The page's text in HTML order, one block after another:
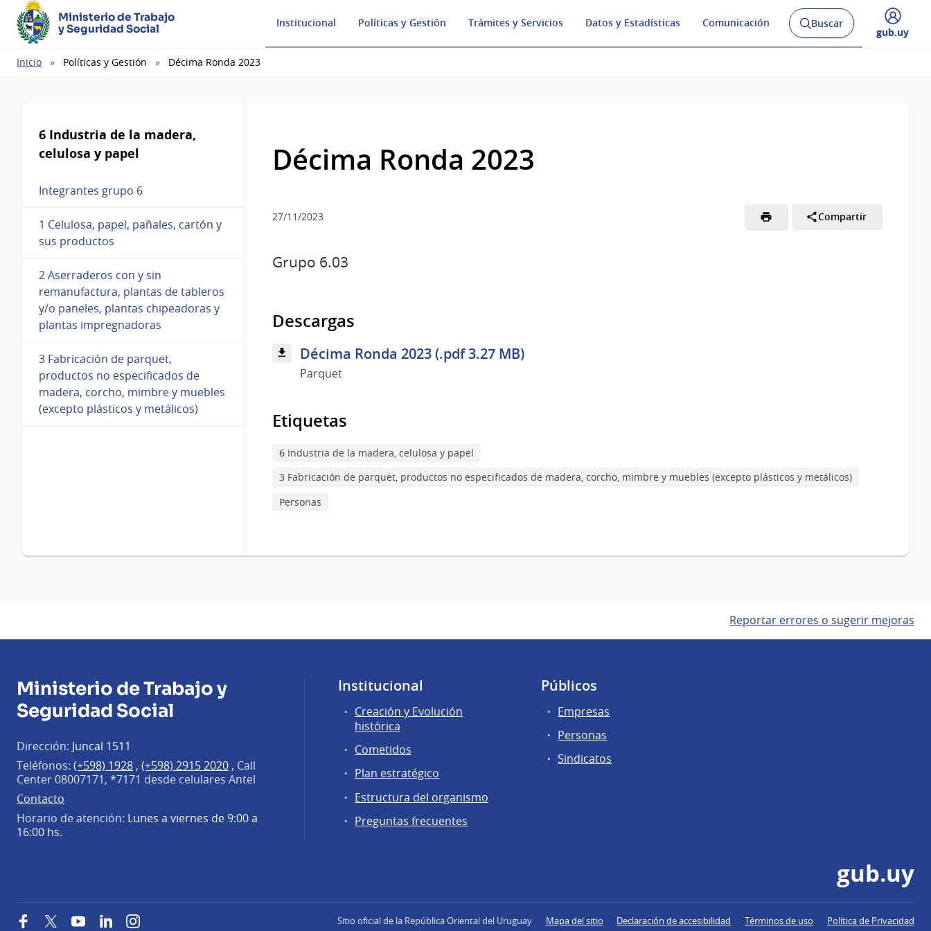
Ministerio de Trabajo
y Seguridad Social
Institucional Políticas y Gestión Trámites y Servicios Datos y Estadísticas Comunicación
Abrir
buscador
Buscar
Desplegar
gub.uy
Ruta
Inicio Políticas y Gestión Décima Ronda 2023
6 Industria de la madera,
celulosa y papel
Integrantes grupo 6
1 Celulosa, papel, pañales, cartón y
sus productos
2 Aserraderos con y sin
remanufactura, plantas de tableros
y/o paneles, plantas chipeadoras y
plantas impregnadoras
3 Fabricación de parquet,
productos no especificados de
madera, corcho, mimbre y muebles
(excepto plásticos y metálicos)
Décima Ronda 2023
27/11/2023 Compartir
Grupo 6.03
Descargas
Décima Ronda 2023 (.pdf 3.27 MB)
Parquet
Etiquetas
6 Industria de la madera, celulosa y papel
3 Fabricación de parquet, productos no especificados de madera, corcho, mimbre y muebles (excepto plásticos y metálicos)
Personas
Reportar errores o sugerir mejoras
Ministerio de Trabajo y
Seguridad Social
Dirección: Juncal 1511
Teléfonos: (+598) 1928 , (+598) 2915 2020 , Call
Center 08007171, *7171 desde celulares Antel
Contacto
Horario de atención: Lunes a viernes de 9:00 a
16:00 hs.
Institucional
Creación y Evolución
histórica
Cometidos
Plan estratégico
Estructura del organismo
Preguntas frecuentes
Públicos
Empresas
Personas
Sindicatos
gub.uy
FacebookTwitterYouTubeLinkedInInstagram Sitio oficial de la República Oriental del Uruguay Mapa del sitio Declaración de accesibilidad Términos de uso Política de Privacidad